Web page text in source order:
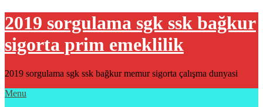
2019 sorgulama sgk ssk bağkur
sigorta prim emeklilik
2019 sorgulama sgk ssk bağkur memur sigorta çalışma dunyasi
Menu